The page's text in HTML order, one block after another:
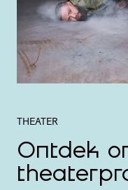
THEATER
Ontdek